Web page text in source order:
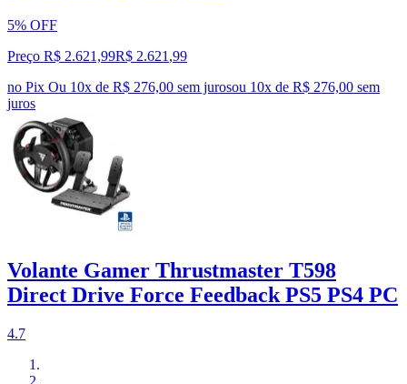
5% OFF
Preço R$ 2.621,99R$ 2.621 ,99
no Pix Ou 10x de R$ 276,00 sem jurosou 10x de R$ 276,00 sem
juros
Volante Gamer Thrustmaster T598
Direct Drive Force Feedback PS5 PS4 PC
4.7